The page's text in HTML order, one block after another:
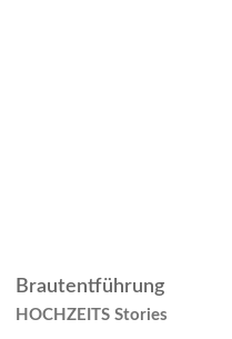
Brautentführung
HOCHZEITS Stories